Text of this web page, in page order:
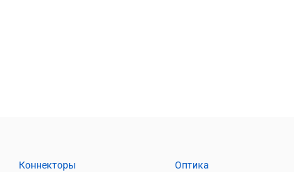
Коннекторы
Оптика